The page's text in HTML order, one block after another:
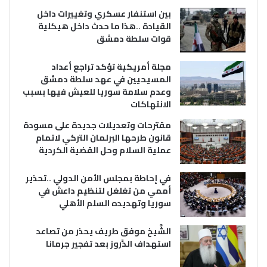
بين استنفار عسكري وتغييرات داخل
القيادة ..هذا ما حدث داخل هيكلية
قوات سلطة دمشق
مجلة أمريكية تؤكد تراجع أعداد
المسيحيين في عهد سلطة دمشق
وعدم سلامة سوريا للعيش فيها بسبب
الانتهاكات
مقترحات وتعديلات جديدة على مسودة
قانون طرحها البرلمان التركي لاتمام
عملية السلام وحل القضية الكردية
في إحاطة بمجلس الأمن الدولي ..تحذير
أممي من تغلغل لتنظيم داعش في
سوريا وتهديده السلم الأهلي
الشَّيخ موفق طريف يحذر من تصاعد
استهداف الدَّروز بعد تفجير جرمانا